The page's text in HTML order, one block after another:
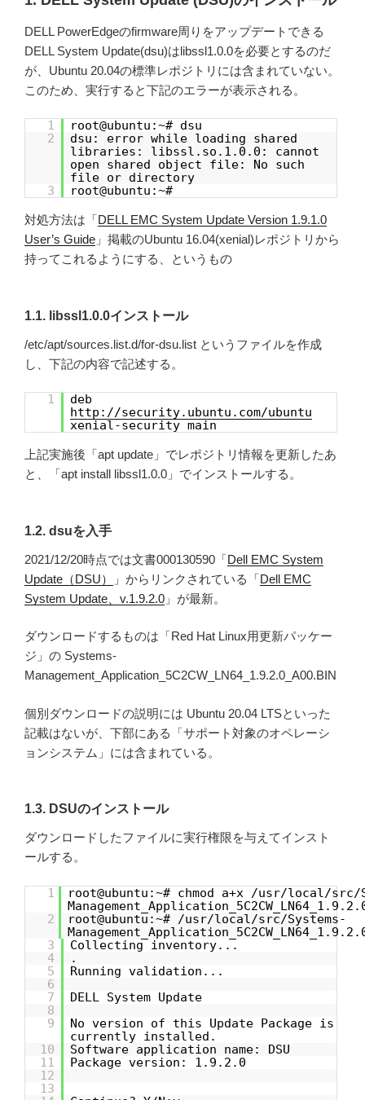
DELL PowerEdgeのfirmware周りをアップデートできる
DELL System Update(dsu)はlibssl1.0.0を必要とするのだ
が、Ubuntu 20.04の標準レポジトリには含まれていない。
このため、実行すると下記のエラーが表示される。
1
root@ubuntu:~# dsu
2
dsu: error while loading shared
libraries: libssl.so.1.0.0: cannot
open shared object file: No such
file or directory
3
root@ubuntu:~#
対処方法は「DELL EMC System Update Version 1.9.1.0
User’s Guide 」掲載のUbuntu 16.04(xenial)レポジトリから
持ってこれるようにする、というもの
1.1. libssl1.0.0インストール
/etc/apt/sources.list.d/for-dsu.list というファイルを作成
し、下記の内容で記述する。
1
deb
http://security.ubuntu.com/ubuntu
xenial-security main
上記実施後「apt update」でレポジトリ情報を更新したあ
と、「apt install libssl1.0.0」でインストールする。
1.2. dsuを入手
2021/12/20時点では文書000130590「Dell EMC System
Update（DSU）
」からリンクされている「Dell EMC
System Update、v.1.9.2.0 」が最新。
ダウンロードするものは「Red Hat Linux用更新パッケー
ジ」の Systems-
Management_Application_5C2CW_LN64_1.9.2.0_A00.BIN
個別ダウンロードの説明には Ubuntu 20.04 LTSといった
記載はないが、下部にある「サポート対象のオペレーシ
ョンシステム」には含まれている。
1.3. DSUのインストール
ダウンロードしたファイルに実行権限を与えてインスト
ールする。
1
root@ubuntu:~# chmod a+x /usr/local/src/
2
root@ubuntu:~# /usr/local/src/Systems-
3
Collecting inventory...
4
.
5
Running validation...
6
7
DELL System Update
8
9
No version of this Update Package is
currently installed.
10
Software application name: DSU
11
Package version: 1.9.2.0
12
13